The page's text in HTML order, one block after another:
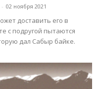
- 02 ноября 2021
доставить его в
с подругой пытаются
дал Сабыр байке.